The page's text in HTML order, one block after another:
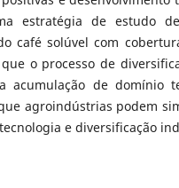
estratégia de estudo
café solúvel com
o processo de
de domínio
agroindústrias podem
e diversificação